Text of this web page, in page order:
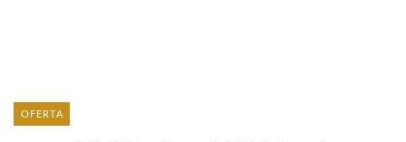
OFERTA